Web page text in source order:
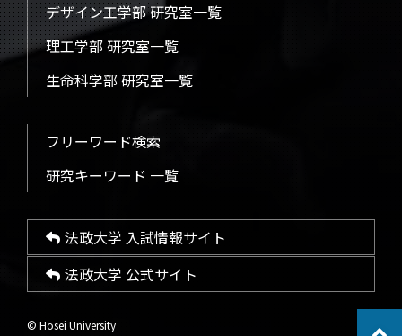
デザイン工学部 研究室一覧
理工学部 研究室一覧
生命科学部 研究室一覧
フリーワード検索
研究キーワード 一覧
法政大学 入試情報サイト
法政大学 公式サイト
© Hosei University